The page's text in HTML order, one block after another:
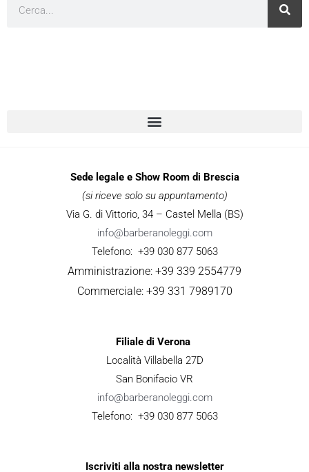
Sede legale e Show Room di Brescia
(si riceve solo su appuntamento)
Via G. di Vittorio, 34 – Castel Mella (BS)
info@barberanoleggi.com
Telefono: +39 030 877 5063
Amministrazione: +39 339 2554779
Commerciale: +39 331 7989170
Filiale di Verona
Località Villabella 27D
San Bonifacio VR
info@barberanoleggi.com
Telefono: +39 030 877 5063
Iscriviti alla nostra newsletter